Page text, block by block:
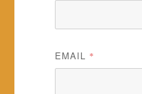
EMAIL *